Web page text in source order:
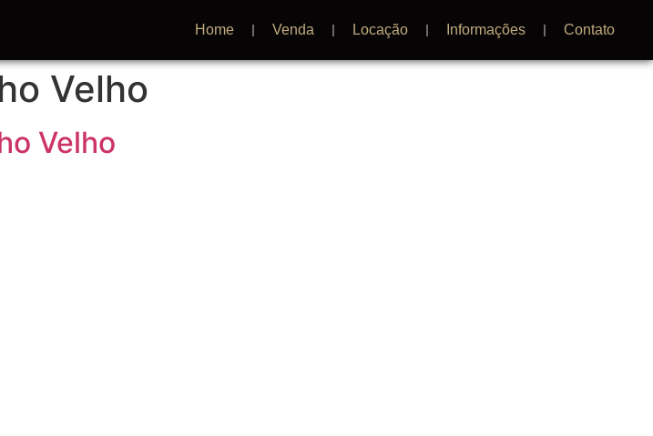
Home Venda Locação Informações Contato
Velho
Velho